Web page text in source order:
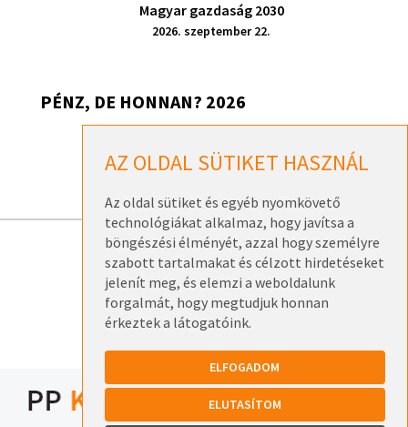
AZ OLDAL SÜTIKET HASZNÁL
Az oldal sütiket és egyéb nyomkövető
technológiákat alkalmaz, hogy javítsa a
böngészési élményét, azzal hogy személyre
szabott tartalmakat és célzott hirdetéseket
jelenít meg, és elemzi a weboldalunk
forgalmát, hogy megtudjuk honnan
érkeztek a látogatóink.
ELFOGADOM
ELUTASÍTOM
Magyar gazdaság 2030
2026. szeptember 22.
PÉNZ, DE HONNAN? 2026
2026. szeptember 17.
ELÉRHETŐSÉGEK
ADATKEZELÉSI TÁJÉKOZTATÓK